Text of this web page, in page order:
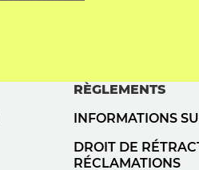
RÈGLEMENTS
INFORMATIONS
DROIT DE
RÉCLAMATIONS